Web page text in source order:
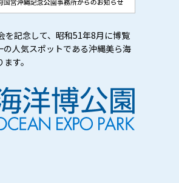
を記念して、昭和51年8月に博覧
人気スポットである沖縄美ら海
す。